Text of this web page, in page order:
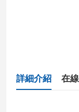
詳細介紹 在